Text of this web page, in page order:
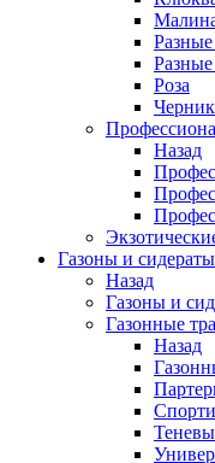
Разные
Роза
Назад
Газоны и сидераты
Назад
Газоны и
Газонные
Назад